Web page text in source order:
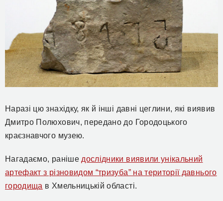
Наразі цю знахідку, як й інші давні цеглини, які виявив
Дмитро Полюхович, передано до Городоцького
краєзнавчого музею.
Нагадаємо, ранішедослідники виявили унікальний
артефакт з різновидом “тризуба” на території давнього
городища в Хмельницькій області.